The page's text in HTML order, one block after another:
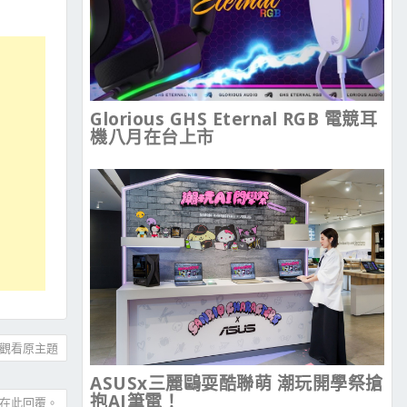
觀看原主題
此回覆。
Glorious GHS Eternal RGB 電競耳
機八月在台上市
ASUSx三麗鷗耍酷聯萌 潮玩開學祭搶
抱AI筆電！